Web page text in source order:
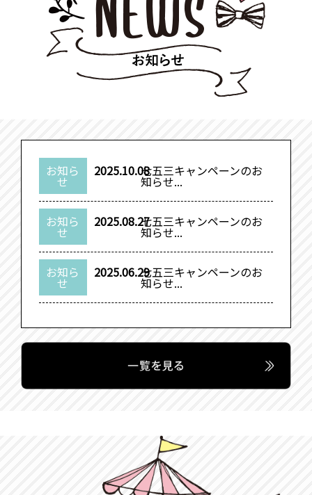
お知ら
せ
2025.10.08七五三キャンペーンのお
知らせ...
お知ら
せ
2025.08.27七五三キャンペーンのお
知らせ...
お知ら
せ
2025.06.29七五三キャンペーンのお
知らせ...